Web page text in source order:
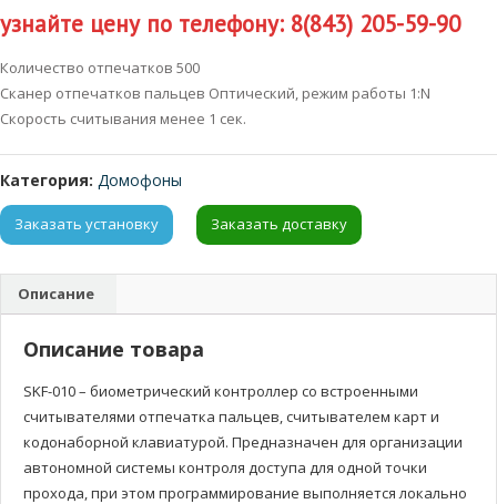
узнайте цену по телефону: 8(843) 205-59-90
Количество отпечатков 500
Сканер отпечатков пальцев Оптический, режим работы 1:N
Скорость считывания менее 1 сек.
Категория: Домофоны
Заказать установку Заказать доставку
Описание
Описание товара
SKF-010 – биометрический контроллер со встроенными
считывателями отпечатка пальцев, считывателем карт и
кодонаборной клавиатурой. Предназначен для организации
автономной системы контроля доступа для одной точки
прохода, при этом программирование выполняется локально